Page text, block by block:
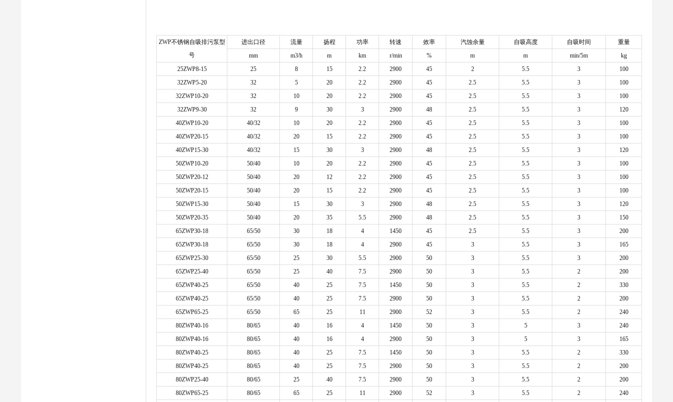
ZWP不锈钢自吸排污泵型
号
进出口径 流量 扬程 功率 转速 效率 汽蚀余量 自吸高度 自吸时间
重量
mm
m3/h m km r/min % m m min/5m
kg
25ZWP8-15
25 8 15 2.2 2900 45 2 5.5 3
100
32ZWP5-20
32 5 20 2.2 2900 45 2.5 5.5 3
100
32ZWP10-20
32 10 20 2.2 2900 45 2.5 5.5 3
100
32ZWP9-30
32 9 30 3 2900 48 2.5 5.5 3
120
40ZWP10-20
40/32 10 20 2.2 2900 45 2.5 5.5 3
100
40ZWP20-15
40/32 20 15 2.2 2900 45 2.5 5.5 3
100
40ZWP15-30
40/32 15 30 3 2900 48 2.5 5.5 3
120
50ZWP10-20
50/40 10 20 2.2 2900 45 2.5 5.5 3
100
50ZWP20-12
50/40 20 12 2.2 2900 45 2.5 5.5 3
100
50ZWP20-15
50/40 20 15 2.2 2900 45 2.5 5.5 3
100
50ZWP15-30
50/40 15 30 3 2900 48 2.5 5.5 3
120
50ZWP20-35
50/40 20 35 5.5 2900 48 2.5 5.5 3
150
65ZWP30-18
65/50 30 18 4 1450 45 2.5 5.5 3
200
65ZWP30-18
65/50 30 18 4 2900 45 3 5.5 3
165
65ZWP25-30
65/50 25 30 5.5 2900 50 3 5.5 3
200
65ZWP25-40
65/50 25 40 7.5 2900 50 3 5.5 2
200
65ZWP40-25
65/50 40 25 7.5 1450 50 3 5.5 2
330
65ZWP40-25
65/50 40 25 7.5 2900 50 3 5.5 2
200
65ZWP65-25
65/50 65 25 11 2900 52 3 5.5 2
240
80ZWP40-16
80/65 40 16 4 1450 50 3 5 3
240
80ZWP40-16
80/65 40 16 4 2900 50 3 5 3
165
80ZWP40-25
80/65 40 25 7.5 1450 50 3 5.5 2
330
80ZWP40-25
80/65 40 25 7.5 2900 50 3 5.5 2
200
80ZWP25-40
80/65 25 40 7.5 2900 50 3 5.5 2
200
80ZWP65-25
80/65 65 25 11 2900 52 3 5.5 2
240